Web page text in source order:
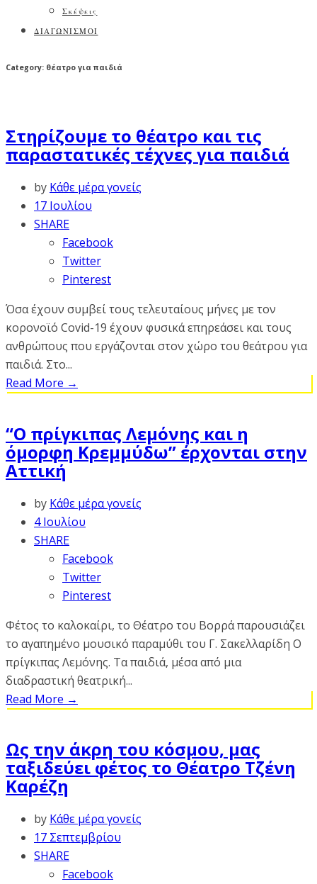
Σκέψεις
ΔΙΑΓΩΝΙΣΜΟΙ
Category: θέατρο για παιδιά
Στηρίζουμε το θέατρο και τις
παραστατικές τέχνες για παιδιά
by Κάθε μέρα γονείς
17 Ιουλίου
SHARE
Facebook
Twitter
Pinterest
Όσα έχουν συμβεί τους τελευταίους μήνες με τον
κορονοϊό Covid-19 έχουν φυσικά επηρεάσει και τους
ανθρώπους που εργάζονται στον χώρο του θεάτρου για
παιδιά. Στο...
Read More →
“Ο πρίγκιπας Λεμόνης και η
όμορφη Κρεμμύδω” έρχονται στην
Αττική
by Κάθε μέρα γονείς
4 Ιουλίου
SHARE
Facebook
Twitter
Pinterest
Φέτος το καλοκαίρι, το Θέατρο του Βορρά παρουσιάζει
το αγαπημένο μουσικό παραμύθι του Γ. Σακελλαρίδη Ο
πρίγκιπας Λεμόνης. Τα παιδιά, μέσα από μια
διαδραστική θεατρική...
Read More →
Ως την άκρη του κόσμου, μας
ταξιδεύει φέτος το Θέατρο Τζένη
Καρέζη
by Κάθε μέρα γονείς
17 Σεπτεμβρίου
SHARE
Facebook